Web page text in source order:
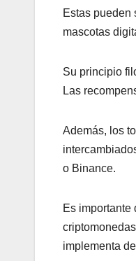
Estas pueden
mascotas
Su principio
Las
Además, los
o Binance.
Es importante
implementa